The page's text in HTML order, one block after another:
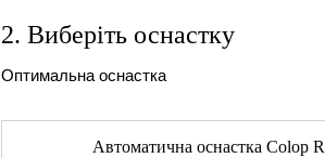
2. Виберіть оснастку
Оптимальна оснастка
Автоматична оснастка Colop